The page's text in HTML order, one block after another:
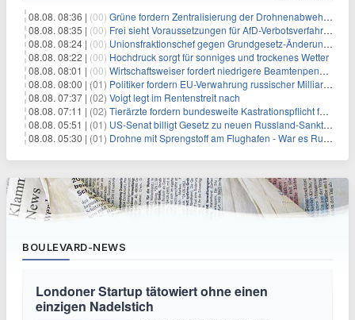
08.08. 08:36 | (00) Grüne fordern Zentralisierung der Drohnenabwehr bei Bundespolizei
08.08. 08:35 | (00) Frei sieht Voraussetzungen für AfD-Verbotsverfahren nicht gegeben
08.08. 08:24 | (00) Unionsfraktionschef gegen Grundgesetz-Änderung für queere Rechte
08.08. 08:22 | (00) Hochdruck sorgt für sonniges und trockenes Wetter
08.08. 08:01 | (00) Wirtschaftsweiser fordert niedrigere Beamtenpensionen
08.08. 08:00 | (01) Politiker fordern EU-Verwahrung russischer Milliarden
08.08. 07:37 | (02) Voigt legt im Rentenstreit nach
08.08. 07:11 | (02) Tierärzte fordern bundesweite Kastrationspflicht für Katzen
08.08. 05:51 | (01) US-Senat billigt Gesetz zu neuen Russland-Sanktionen
08.08. 05:30 | (01) Drohne mit Sprengstoff am Flughafen - War es Russland?
BOULEVARD-NEWS
Londoner Startup tätowiert ohne einen
einzigen Nadelstich